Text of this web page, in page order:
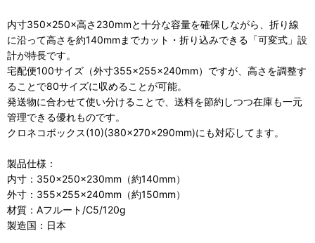
内寸350×250×高さ230mmと十分な容量を確保しながら、折り線
に沿って高さを約140mmまでカット・折り込みできる「可変式」設
計が特長です。
宅配便100サイズ（外寸355×255×240mm）ですが、高さを調整す
ることで80サイズに収めることが可能。
発送物に合わせて使い分けることで、送料を節約しつつ在庫も一元
管理できる優れものです。
クロネコボックス(10)(380×270×290mm)にも対応してます。
製品仕様：
内寸：350×250×230mm（約140mm）
外寸：355×255×240mm（約150mm）
材質：Aフルート/C5/120g
製造国：日本